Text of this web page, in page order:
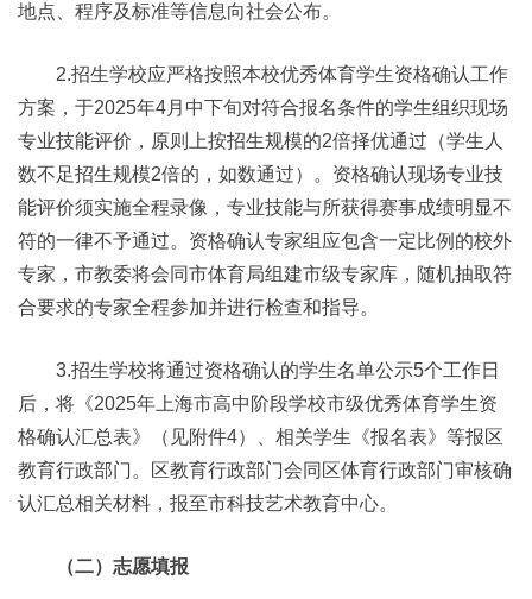
地点、程序及标准等信息向社会公布。
2.招生学校应严格按照本校优秀体育学生资格确认工作
方案，于2025年4月中下旬对符合报名条件的学生组织现场
专业技能评价，原则上按招生规模的2倍择优通过（学生人
数不足招生规模2倍的，如数通过）。资格确认现场专业技
能评价须实施全程录像，专业技能与所获得赛事成绩明显不
符的一律不予通过。资格确认专家组应包含一定比例的校外
专家，市教委将会同市体育局组建市级专家库，随机抽取符
合要求的专家全程参加并进行检查和指导。
3.招生学校将通过资格确认的学生名单公示5个工作日
后，将《2025年上海市高中阶段学校市级优秀体育学生资
格确认汇总表》（见附件4）、相关学生《报名表》等报区
教育行政部门。区教育行政部门会同区体育行政部门审核确
认汇总相关材料，报至市科技艺术教育中心。
（二）志愿填报